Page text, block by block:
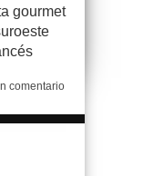
gourmet
comentario